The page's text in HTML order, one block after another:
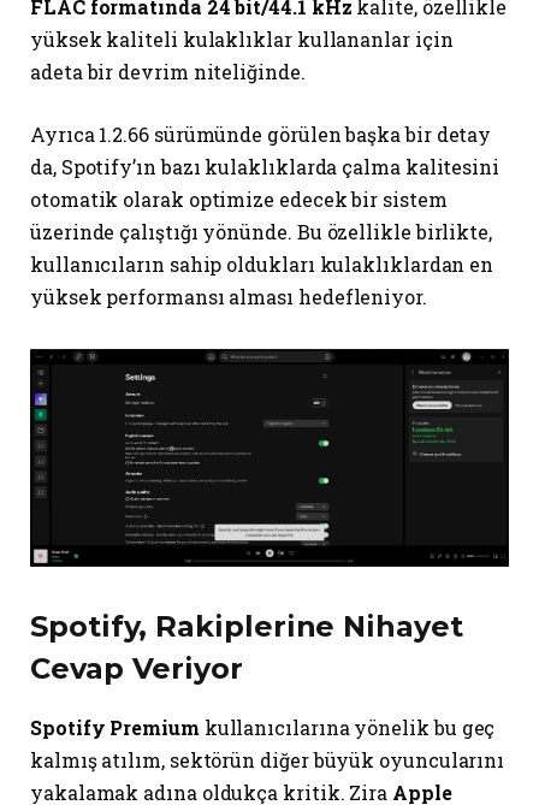
FLAC formatında 24 bit/44.1 kHz kalite, özellikle
yüksek kaliteli kulaklıklar kullananlar için
adeta bir devrim niteliğinde.
Ayrıca 1.2.66 sürümünde görülen başka bir detay
da, Spotify’ın bazı kulaklıklarda çalma kalitesini
otomatik olarak optimize edecek bir sistem
üzerinde çalıştığı yönünde. Bu özellikle birlikte,
kullanıcıların sahip oldukları kulaklıklardan en
yüksek performansı alması hedefleniyor.
Spotify, Rakiplerine Nihayet
Cevap Veriyor
Spotify Premiumkullanıcılarına yönelik bu geç
kalmış atılım, sektörün diğer büyük oyuncularını
yakalamak adına oldukça kritik. Zira Apple